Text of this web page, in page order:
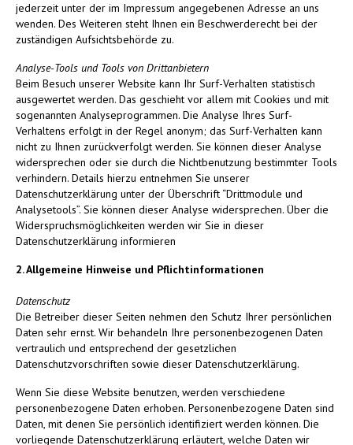
jederzeit unter der im Impressum angegebenen Adresse an uns
wenden. Des Weiteren steht Ihnen ein Beschwerderecht bei der
zuständigen Aufsichtsbehörde zu.
Analyse-Tools und Tools von Drittanbietern
Beim Besuch unserer Website kann Ihr Surf-Verhalten statistisch
ausgewertet werden. Das geschieht vor allem mit Cookies und mit
sogenannten Analyseprogrammen. Die Analyse Ihres Surf-
Verhaltens erfolgt in der Regel anonym; das Surf-Verhalten kann
nicht zu Ihnen zurückverfolgt werden. Sie können dieser Analyse
widersprechen oder sie durch die Nichtbenutzung bestimmter Tools
verhindern. Details hierzu entnehmen Sie unserer
Datenschutzerklärung unter der Überschrift “Drittmodule und
Analysetools”. Sie können dieser Analyse widersprechen. Über die
Widerspruchsmöglichkeiten werden wir Sie in dieser
Datenschutzerklärung informieren
2. Allgemeine Hinweise und Pflichtinformationen
Datenschutz
Die Betreiber dieser Seiten nehmen den Schutz Ihrer persönlichen
Daten sehr ernst. Wir behandeln Ihre personenbezogenen Daten
vertraulich und entsprechend der gesetzlichen
Datenschutzvorschriften sowie dieser Datenschutzerklärung.
Wenn Sie diese Website benutzen, werden verschiedene
personenbezogene Daten erhoben. Personenbezogene Daten sind
Daten, mit denen Sie persönlich identifiziert werden können. Die
vorliegende Datenschutzerklärung erläutert, welche Daten wir